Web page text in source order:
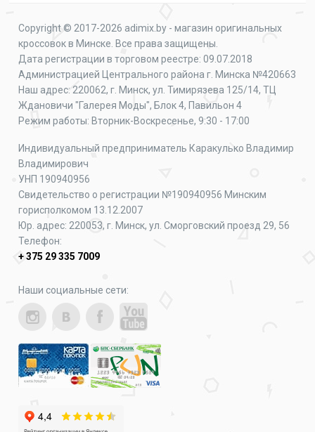
Copyright © 2017-2026 adimix.by - магазин оригинальных
кроссовок в Минске. Все права защищены.
Дата регистрации в торговом реестре: 09.07.2018
Администрацией Центрального района г. Минска №420663
Наш адрес: 220062, г. Минск, ул. Тимирязева 125/14, ТЦ
Ждановичи "Галерея Моды", Блок 4, Павильон 4
Режим работы: Вторник-Воскресенье, 9:30 - 17:00
Индивидуальный предприниматель Каракулько Владимир
Владимирович
УНП 190940956
Свидетельство о регистрации №190940956 Минским
горисполкомом 13.12.2007
Юр. адрес: 220053, г. Минск, ул. Сморговский проезд 29, 56
Телефон:
+ 375 29 335 7009
Наши социальные сети: